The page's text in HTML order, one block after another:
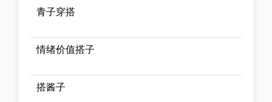
青子穿搭
情绪价值搭子
搭酱子